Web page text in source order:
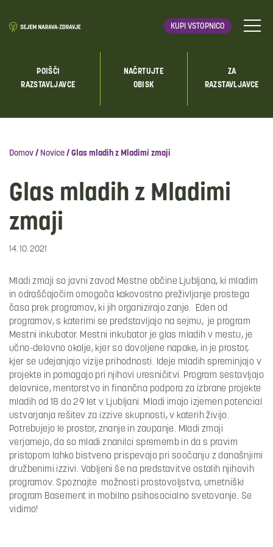
KUPI VSTOPNICO
POIŠČI
RAZSTAVLJAVCE
NAČRTUJTE
OBISK
ZA
RAZSTAVLJAVCE
Domov / Novice / Glas mladih z Mladimi zmaji
Glas mladih z Mladimi
zmaji
14. 10. 2021
Mladi zmaji so javni zavod Mestne občine Ljubljana, ki mladim
in odraščajočim omogoča kakovostno preživljanje prostega
časa prek programov, ki jih organizirajo zanje. Eden od
programov, s katerimi se predstavljajo na sejmu, je program
Mestni inkubator. Mestni inkubator je glas mladih v mestu, je
učno-delovno okolje, kjer so dovoljene napake, in je prostor,
kjer se udejanjajo vizije prihodnosti. Ideje mladih spreminjajo v
projekte in pomagajo pri njihovi uresničitvi. Program sestavljajo
delavnice, mentorstvo in finančna podpora za izbrane projekte
mladih od 18 do 29 let v Ljubljani. Mladi imajo izjemen potencial
ustvarjanja rešitev za izzive skupnosti, v katerih živijo.
Potrebujejo le prostor, znanje in zaupanje. Mladi zmaji
verjamejo, da so mladi znanilci sprememb in da s pravim
pristopom lahko bistveno prispevajo pri soočanju z današnjimi
družbenimi izzivi. Vabljeni še na predstavitve ostalih njihovih
programov. Spoznajte možnosti prostovoljstva, umetniški
program Basement in mobilno psihosocialno svetovanje. Se
vidimo!